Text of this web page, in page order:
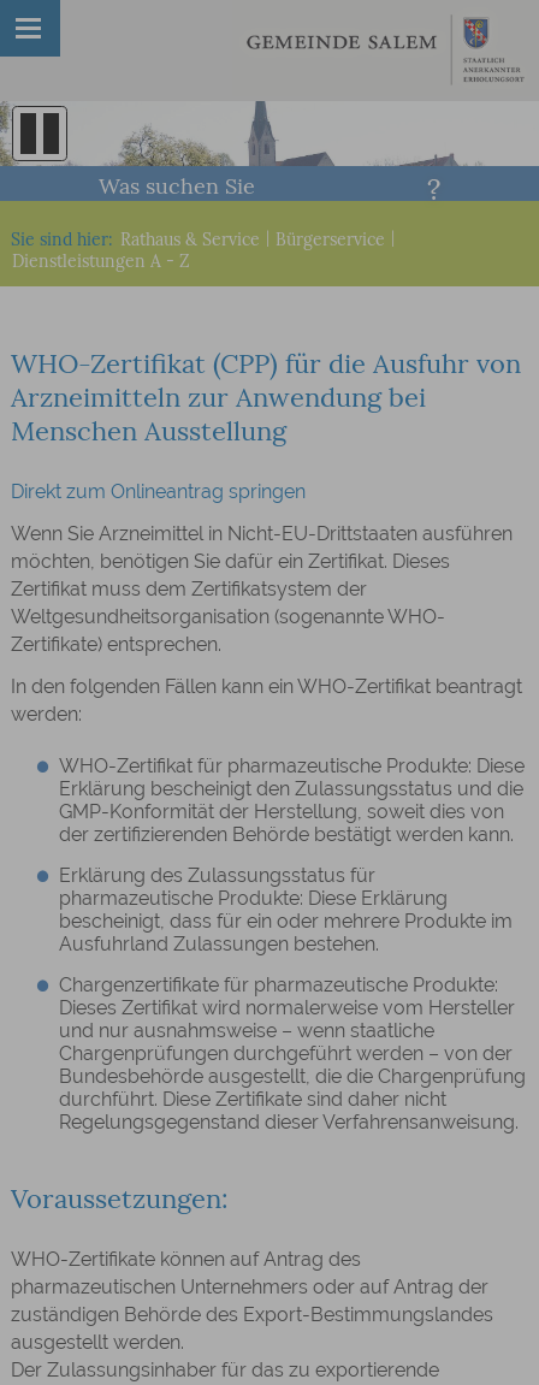
Sie sind hier: Rathaus & Service Bürgerservice
Dienstleistungen A - Z
Was suchen Sie
WHO-Zertifikat (CPP) für die Ausfuhr von
Arzneimitteln zur Anwendung bei
Menschen Ausstellung
Direkt zum Onlineantrag springen
Wenn Sie Arzneimittel in Nicht-EU-Drittstaaten ausführen
möchten, benötigen Sie dafür ein Zertifikat. Dieses
Zertifikat muss dem Zertifikatsystem der
Weltgesundheitsorganisation (sogenannte WHO-
Zertifikate) entsprechen.
In den folgenden Fällen kann ein WHO-Zertifikat beantragt
werden:
WHO-Zertifikat für pharmazeutische Produkte: Diese
Erklärung bescheinigt den Zulassungsstatus und die
GMP-Konformität der Herstellung, soweit dies von
der zertifizierenden Behörde bestätigt werden kann.
Erklärung des Zulassungsstatus für
pharmazeutische Produkte: Diese Erklärung
bescheinigt, dass für ein oder mehrere Produkte im
Ausfuhrland Zulassungen bestehen.
Chargenzertifikate für pharmazeutische Produkte:
Dieses Zertifikat wird normalerweise vom Hersteller
und nur ausnahmsweise – wenn staatliche
Chargenprüfungen durchgeführt werden – von der
Bundesbehörde ausgestellt, die die Chargenprüfung
durchführt. Diese Zertifikate sind daher nicht
Regelungsgegenstand dieser Verfahrensanweisung.
Voraussetzungen:
WHO-Zertifikate können auf Antrag des
pharmazeutischen Unternehmers oder auf Antrag der
zuständigen Behörde des Export-Bestimmungslandes
ausgestellt werden.
Der Zulassungsinhaber für das zu exportierende